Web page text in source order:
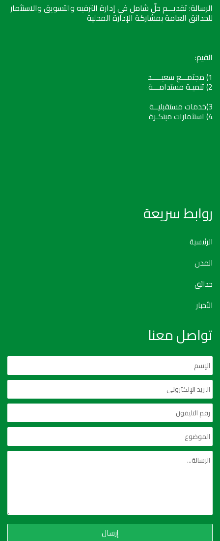
الرسالة: تقديـــم حلّ شامل في إدارة الترفيه والتسويق والاستثمار
للحدائق العامة بمشاركة الإدارة المحلية
القيم:
1) مجتمـــع سعيـــــد
2) تنميـة مستدامـــة
3)خدمات مستقبليــة
4) استثمارات مبتكـرة
روابط سريعة
الرئيسية
المدن
حدائق
الأخبار
تواصل معنا
إرسال